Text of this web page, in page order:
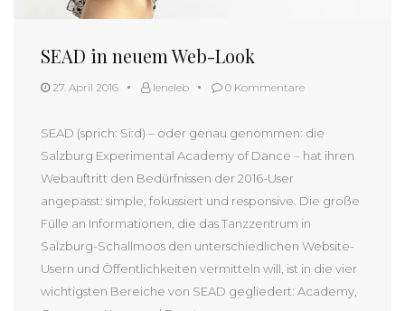
SEAD in neuem Web-Look
27. April 2016 leneleb 0 Kommentare
SEAD (sprich: Si:d) – oder genau genommen: die
Salzburg Experimental Academy of Dance – hat ihren
Webauftritt den Bedürfnissen der 2016-User
angepasst: simple, fokussiert und responsive. Die große
Fülle an Informationen, die das Tanzzentrum in
Salzburg-Schallmoos den unterschiedlichen Website-
Usern und Öffentlichkeiten vermitteln will, ist in die vier
wichtigsten Bereiche von SEAD gegliedert: Academy,